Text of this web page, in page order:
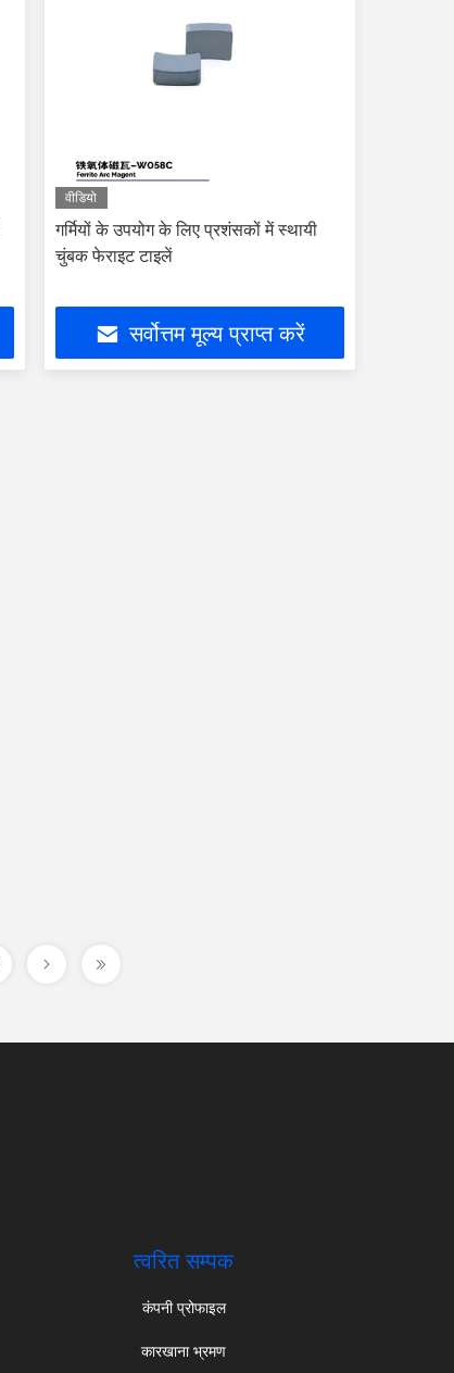
वीडियो
गर्मियों के उपयोग के लिए प्रशंसकों में स्थायी
चुंबक फेराइट टाइलें
सर्वोत्तम मूल्य प्राप्त करें
त्वरित सम्पक
कंपनी प्रोफाइल
कारखाना भ्रमण